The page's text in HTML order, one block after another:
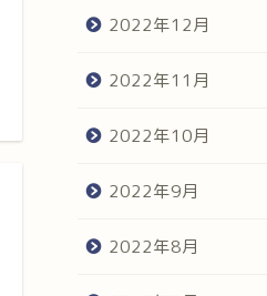
2022年12月
2022年11月
2022年10月
2022年9月
2022年8月